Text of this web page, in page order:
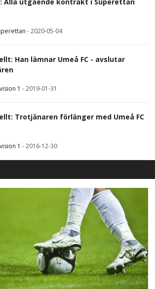
-2020-05-04
Han lämnar Umeå FC - avslutar
1 -2019-01-31
Trotjänaren förlänger med Umeå FC
1 -2016-12-30